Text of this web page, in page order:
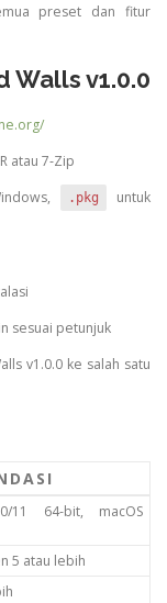
preset dan fitur
Walls v1.0.0
atau 7‑Zip
.pkg
untuk
sesuai petunjuk
v1.0.0 ke salah satu
11 64-bit, macOS
5 atau lebih